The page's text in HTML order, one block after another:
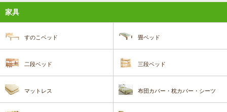
家具
すのこベッド 畳ベッド
二段ベッド 三段ベッド
マットレス 布団カバー・枕カバー・シーツ